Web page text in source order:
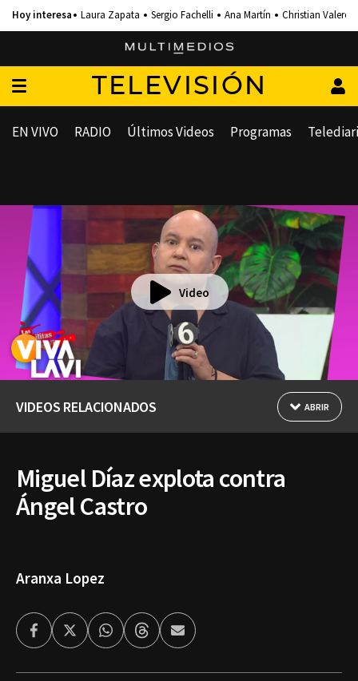
Laura Zapata Sergio Fachelli Ana Martín Christian Valero
TELEVISIÓN
EN VIVO RADIO Últimos Videos Programas
Video
VIDEOS RELACIONADOS ABRIR
Miguel Díaz explota contra
Ángel Castro
Aranxa Lopez
FacebookTwitterWhatsappThreadsEnviar
por